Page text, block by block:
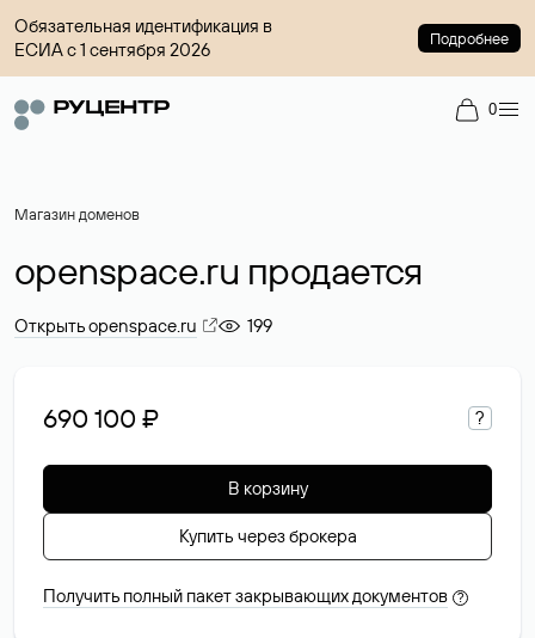
Обязательная идентификация в
ЕСИА с 1 сентября 2026
Подробнее
0
Магазин доменов
openspace.ru продается
Открыть openspace.ru 199
690 100 ₽ ?
В корзину
Купить через брокера
Получить полный пакет закрывающих документов ?